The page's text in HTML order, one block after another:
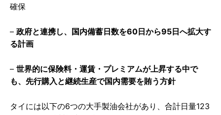
確保
– 政府と連携し、国内備蓄日数を60日から95日へ拡大す
る計画
– 世界的に保険料・運賃・プレミアムが上昇する中で
も、先行購入と継続生産で国内需要を賄う方針
タイには以下の6つの大手製油会社があり、合計日量123